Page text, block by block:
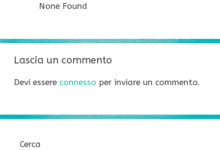
None Found
Lascia un commento
Devi essere connesso per inviare un commento.
Cerca